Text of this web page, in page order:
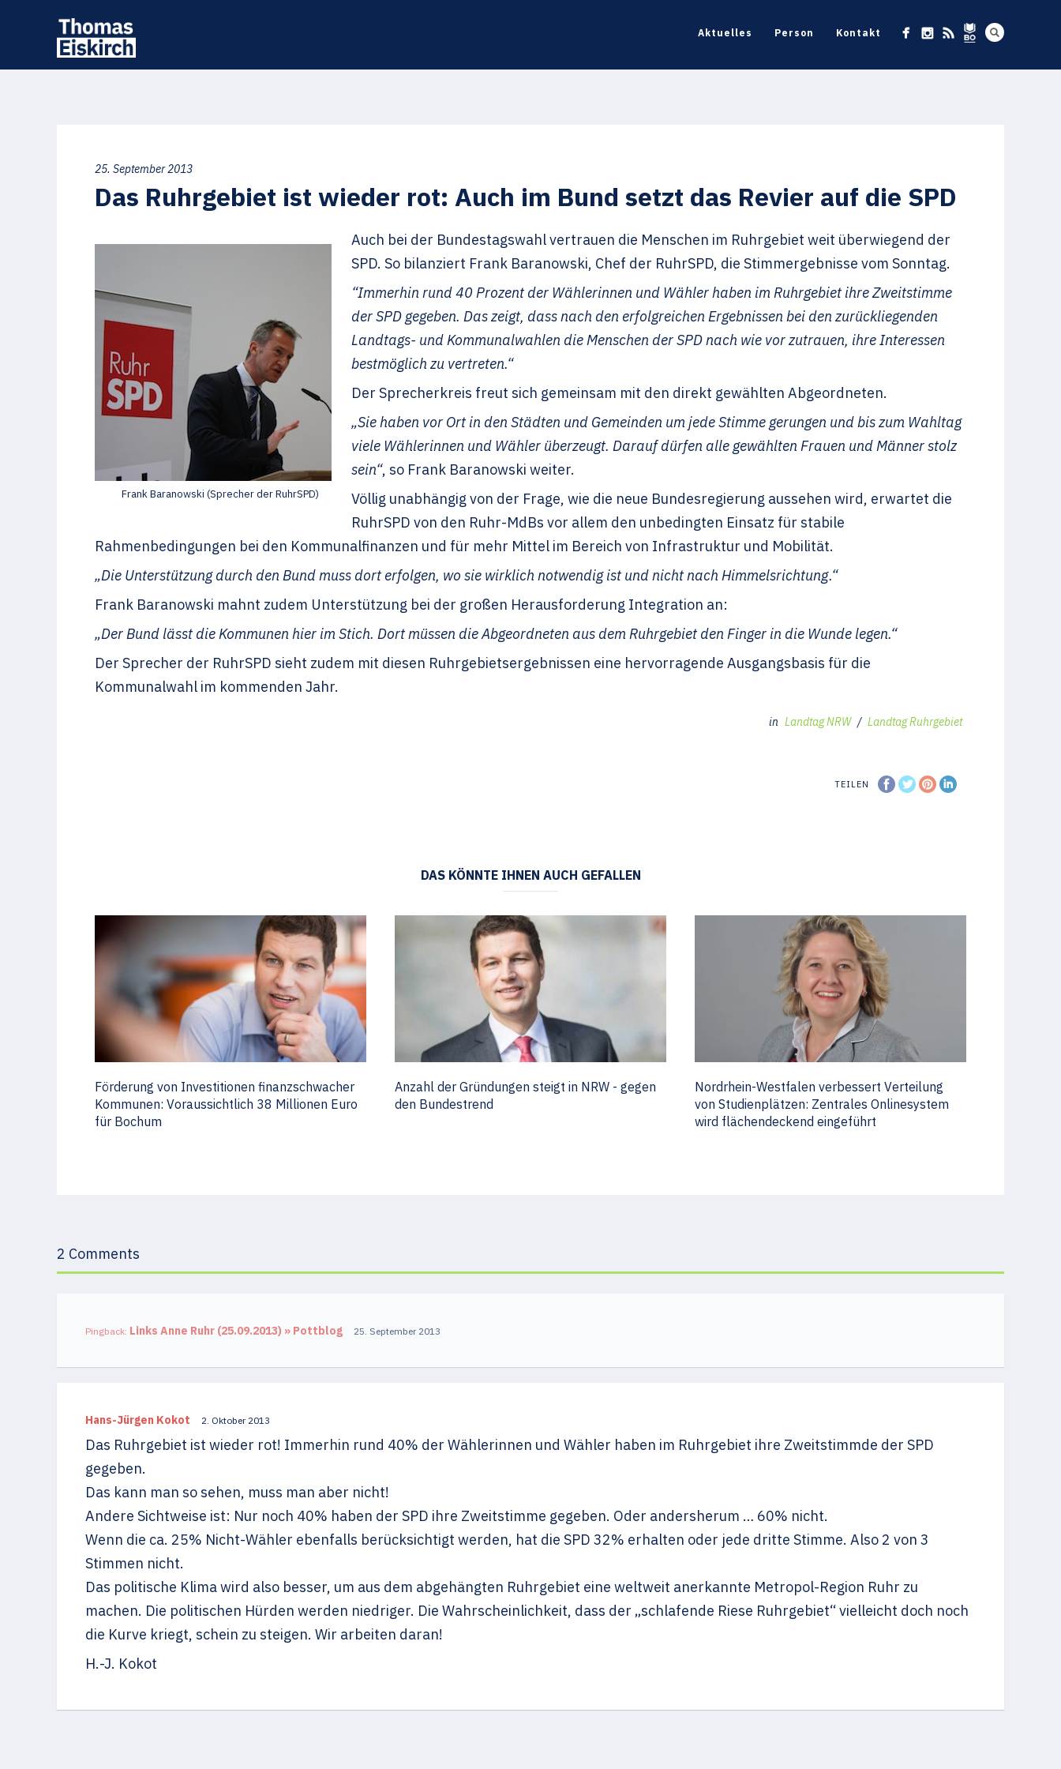
Aktuelles Person Kontakt
25. September 2013
Das Ruhrgebiet ist wieder rot: Auch im Bund setzt das Revier auf die SPD
Frank Baranowski (Sprecher der RuhrSPD)
Auch bei der Bundestagswahl vertrauen die Menschen im Ruhrgebiet weit überwiegend der
SPD. So bilanziert Frank Baranowski, Chef der RuhrSPD, die Stimmergebnisse vom Sonntag.
“Immerhin rund 40 Prozent der Wählerinnen und Wähler haben im Ruhrgebiet ihre Zweitstimme
der SPD gegeben. Das zeigt, dass nach den erfolgreichen Ergebnissen bei den zurückliegenden
Landtags- und Kommunalwahlen die Menschen der SPD nach wie vor zutrauen, ihre Interessen
bestmöglich zu vertreten.“
Der Sprecherkreis freut sich gemeinsam mit den direkt gewählten Abgeordneten.
„Sie haben vor Ort in den Städten und Gemeinden um jede Stimme gerungen und bis zum Wahltag
viele Wählerinnen und Wähler überzeugt. Darauf dürfen alle gewählten Frauen und Männer stolz
sein“, so Frank Baranowski weiter.
Völlig unabhängig von der Frage, wie die neue Bundesregierung aussehen wird, erwartet die
RuhrSPD von den Ruhr-MdBs vor allem den unbedingten Einsatz für stabile
Rahmenbedingungen bei den Kommunalfinanzen und für mehr Mittel im Bereich von Infrastruktur und Mobilität.
„Die Unterstützung durch den Bund muss dort erfolgen, wo sie wirklich notwendig ist und nicht nach Himmelsrichtung.“
Frank Baranowski mahnt zudem Unterstützung bei der großen Herausforderung Integration an:
„Der Bund lässt die Kommunen hier im Stich. Dort müssen die Abgeordneten aus dem Ruhrgebiet den Finger in die Wunde legen.“
Der Sprecher der RuhrSPD sieht zudem mit diesen Ruhrgebietsergebnissen eine hervorragende Ausgangsbasis für die
Kommunalwahl im kommenden Jahr.
in Landtag NRW / Landtag Ruhrgebiet
TEILEN
DAS KÖNNTE IHNEN AUCH GEFALLEN
Förderung von Investitionen finanzschwacher
Kommunen: Voraussichtlich 38 Millionen Euro
für Bochum
Anzahl der Gründungen steigt in NRW - gegen
den Bundestrend
Nordrhein-Westfalen verbessert Verteilung
von Studienplätzen: Zentrales Onlinesystem
wird flächendeckend eingeführt
2 Comments
Pingback: Links Anne Ruhr (25.09.2013) » Pottblog 25. September 2013
Hans-Jürgen Kokot 2. Oktober 2013
Das Ruhrgebiet ist wieder rot! Immerhin rund 40% der Wählerinnen und Wähler haben im Ruhrgebiet ihre Zweitstimmde der SPD
gegeben.
Das kann man so sehen, muss man aber nicht!
Andere Sichtweise ist: Nur noch 40% haben der SPD ihre Zweitstimme gegeben. Oder andersherum … 60% nicht.
Wenn die ca. 25% Nicht-Wähler ebenfalls berücksichtigt werden, hat die SPD 32% erhalten oder jede dritte Stimme. Also 2 von 3
Stimmen nicht.
Das politische Klima wird also besser, um aus dem abgehängten Ruhrgebiet eine weltweit anerkannte Metropol-Region Ruhr zu
machen. Die politischen Hürden werden niedriger. Die Wahrscheinlichkeit, dass der „schlafende Riese Ruhrgebiet“ vielleicht doch noch
die Kurve kriegt, schein zu steigen. Wir arbeiten daran!
H.-J. Kokot